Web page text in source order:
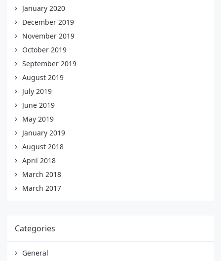
January 2020
December 2019
November 2019
October 2019
September 2019
August 2019
July 2019
June 2019
May 2019
January 2019
August 2018
April 2018
March 2018
March 2017
Categories
General